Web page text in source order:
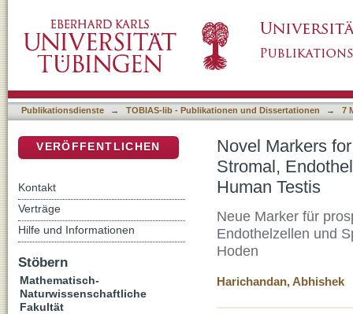
Spermatogonial Progenitor Cells from Adult
Publikationsdienste → TOBIAS-lib - Publikationen und Dissertationen → 7
Novel Markers
Stromal,
Human Testis
Neue Marker für
Endothelzellen und
Hoden
Harichandan, Abhishek
VERÖFFENTLICHEN
Kontakt
Verträge
Hilfe und Informationen
Stöbern
Mathematisch-
Naturwissenschaftliche
Fakultät